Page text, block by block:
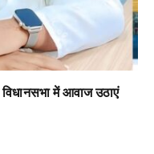
में आवाज उठाएं